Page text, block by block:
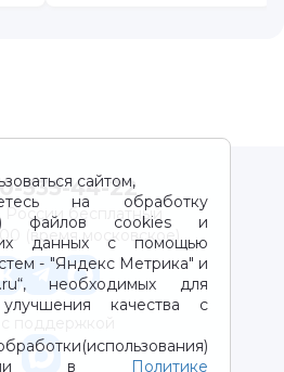
сайтом,
на обработку
файлов cookies и
данных с помощью
- "Яндекс Метрика" и
необходимых для
качества с
в
Политике
333-44-22
России бесплатный
(время московское)
поддержкой